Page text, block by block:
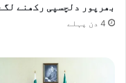
بھرپور دلچسپی رکھنے
4 دن پہلے